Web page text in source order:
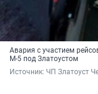
Авария с участием
М-5 под Златоустом
Источник: ЧП Златоуст